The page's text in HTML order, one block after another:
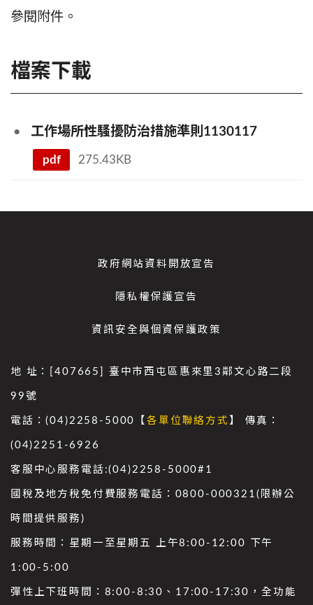
參閱附件。
檔案下載
工作場所性騷擾防治措施準則1130117
pdf 275.43KB
政府網站資料開放宣告
隱私權保護宣告
資訊安全與個資保護政策
地 址：[407665] 臺中市西屯區惠來里3鄰文心路二段
99號
電話：(04)2258-5000【各單位聯絡方式 】 傳真：
(04)2251-6926
客服中心服務電話:(04)2258-5000#1
國稅及地方稅免付費服務電話：0800-000321(限辦公
時間提供服務)
服務時間：星期一至星期五 上午8:00-12:00 下午
1:00-5:00
彈性上下班時間：8:00-8:30、17:00-17:30，全功能